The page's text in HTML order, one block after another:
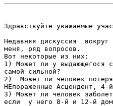
Здравствуйте уважаемые
Недавняя дискуссия
меня, ряд вопросов.
Вот некоторые из них:
1) Может ли у выдающегося
самой сильной?
2)  Может ли человек
НЕпораженные Асцендент,
3) Может ли человек
если  у него 8-й и 12-й